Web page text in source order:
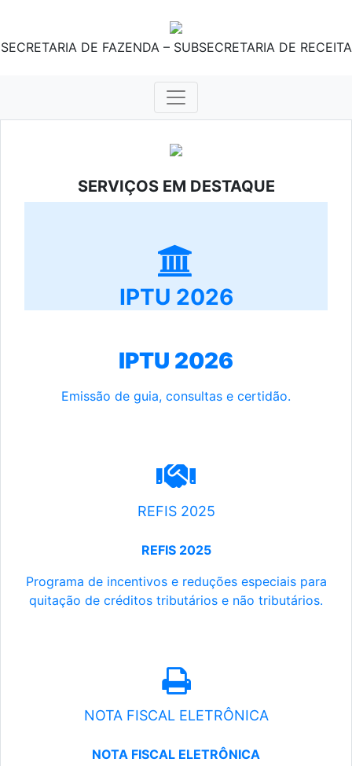
SECRETARIA DE FAZENDA – SUBSECRETARIA DE RECEITA
SERVIÇOS EM DESTAQUE
IPTU 2026
IPTU 2026
Emissão de guia, consultas e certidão.
REFIS 2025
REFIS 2025
Programa de incentivos e reduções especiais para
quitação de créditos tributários e não tributários.
NOTA FISCAL ELETRÔNICA
NOTA FISCAL ELETRÔNICA